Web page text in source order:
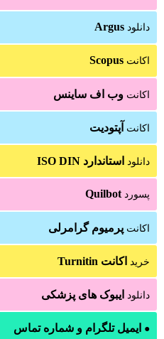
دانلود Argus
اکانت Scopus
اکانت وب اف ساینس
اکانت آپتودیت
دانلود استاندارد ISO DIN
پسورد Quilbot
اکانت پرمیوم گرامرلی
خرید اکانت Turnitin
دانلود ایبوک های پزشکی
● ایمیل تلگرام و شماره تماس